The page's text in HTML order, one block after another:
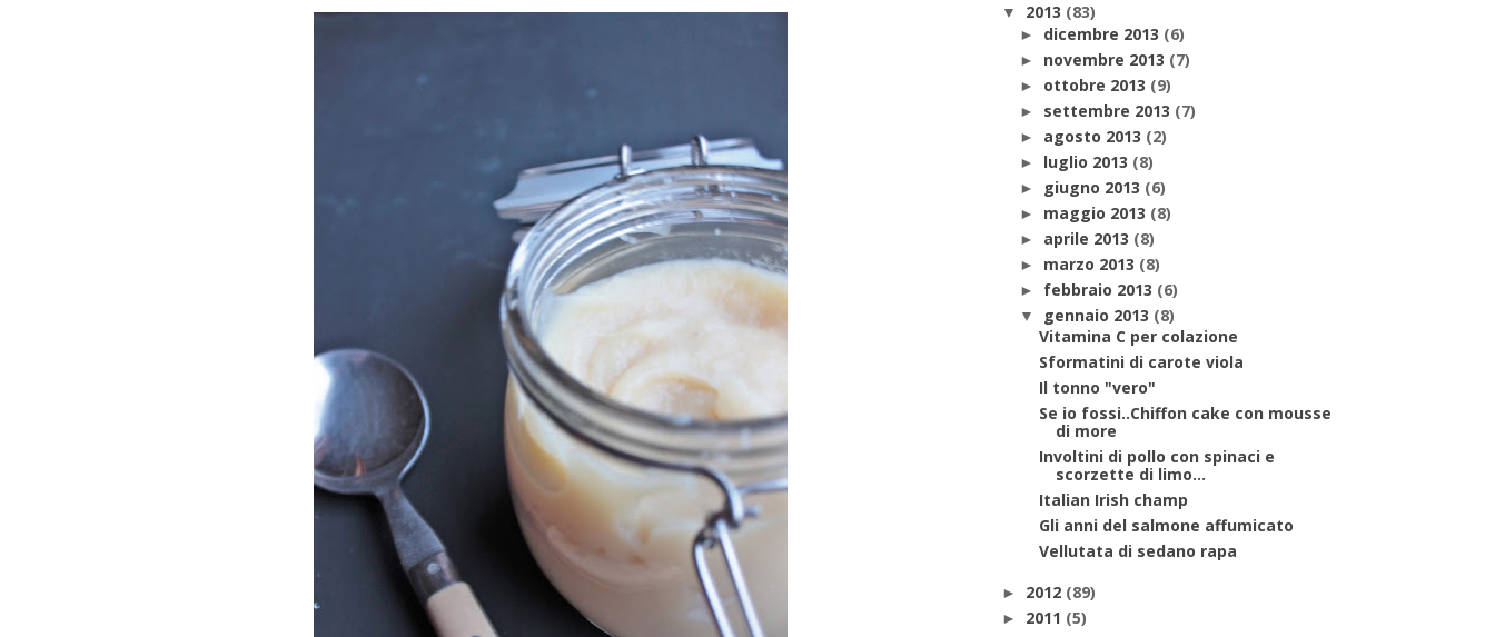
▼ 2013 (83)
► dicembre 2013 (6)
► novembre 2013 (7)
► ottobre 2013 (9)
► settembre 2013 (7)
► agosto 2013 (2)
► luglio 2013 (8)
► giugno 2013 (6)
► maggio 2013 (8)
► aprile 2013 (8)
► marzo 2013 (8)
► febbraio 2013 (6)
▼ gennaio 2013 (8)
Vitamina C per colazione
Sformatini di carote viola
Il tonno "vero"
Se io fossi..Chiffon cake con mousse
di more
Involtini di pollo con spinaci e
scorzette di limo...
Italian Irish champ
Gli anni del salmone affumicato
Vellutata di sedano rapa
► 2012 (89)
► 2011 (5)